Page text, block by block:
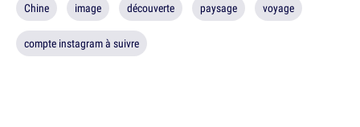
Chine image découverte paysage voyage
compte instagram à suivre